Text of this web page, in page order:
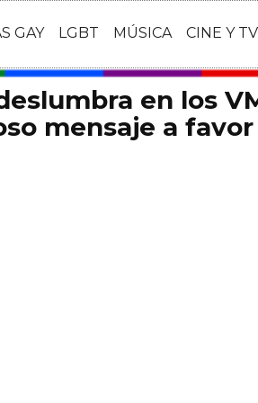
GAY LGBT MÚSICA CINE Y TV
en los
mensaje a